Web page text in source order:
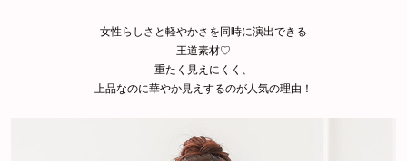
女性らしさと軽やかさを同時に演出できる
王道素材♡
重たく見えにくく、
上品なのに華やか見えするのが人気の理由！